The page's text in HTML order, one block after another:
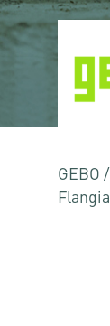
GEBO /
Flangia